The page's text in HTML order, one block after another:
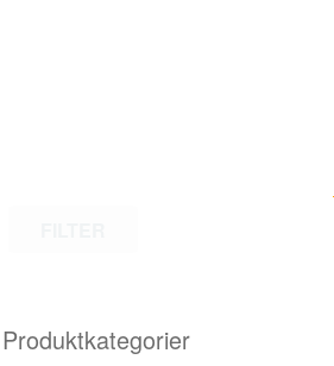
Produktkategorier